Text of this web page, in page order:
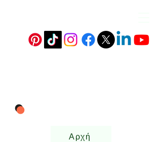
Αρχή